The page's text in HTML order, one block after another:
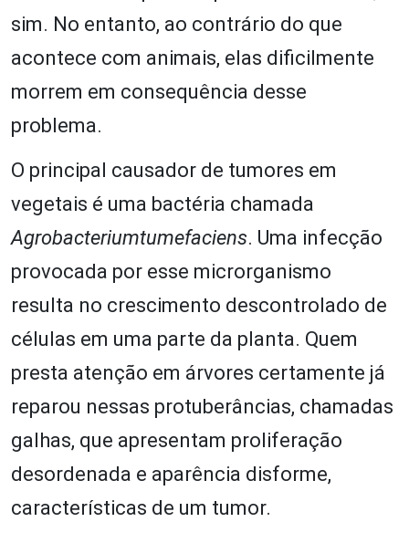
sim. No entanto, ao contrário do que
acontece com animais, elas dificilmente
morrem em consequência desse
problema.
O principal causador de tumores em
vegetais é uma bactéria chamada
Agrobacteriumtumefaciens. Uma infecção
provocada por esse microrganismo
resulta no crescimento descontrolado de
células em uma parte da planta. Quem
presta atenção em árvores certamente já
reparou nessas protuberâncias, chamadas
galhas, que apresentam proliferação
desordenada e aparência disforme,
características de um tumor.